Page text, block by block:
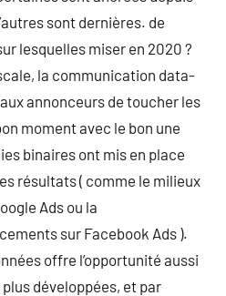
sont dernières. de
lesquelles miser en 2020 ?
la communication data-
annonceurs de toucher les
moment avec le bon une
binaires ont mis en place
résultats ( comme le milieux
Ads ou la
sur Facebook Ads ).
offre l’opportunité aussi
développées, et par